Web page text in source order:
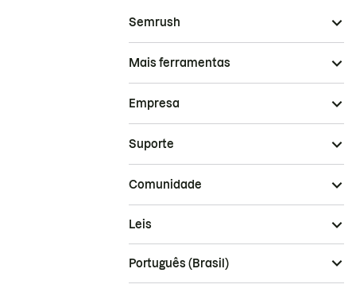
Semrush
Mais ferramentas
Empresa
Suporte
Comunidade
Leis
Português (Brasil)